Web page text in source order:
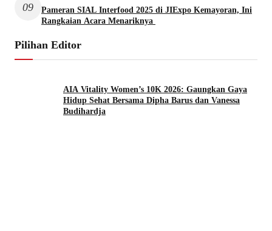
09
Pameran SIAL Interfood 2025 di JIExpo Kemayoran, Ini
Rangkaian Acara Menariknya
Pilihan Editor
AIA Vitality Women’s 10K 2026: Gaungkan Gaya
Hidup Sehat Bersama Dipha Barus dan Vanessa
Budihardja